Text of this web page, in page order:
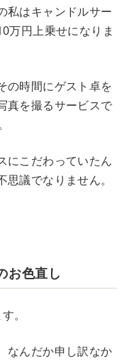
私はキャンドルサー
万円上乗せになりま
の時間にゲスト卓を
真を撮るサービスで
にこだわっていたん
議でなりません。
お色直し
。
なんだか申し訳なか